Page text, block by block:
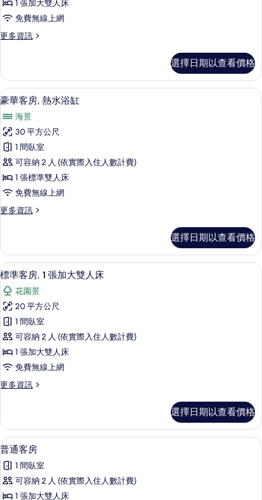
的
所
有
片
1 張加大雙人床
免費無線上網
更多資訊
更
客
房
的
情
選擇日期以查看價格
顯
示
豪
華
客
房,
熱
水
浴
的
所
有
相
片
豪華客房, 熱水浴缸 | 迷你吧、客房內
9
豪華客房, 熱水浴缸
海景
30 平方公尺
1 間臥室
可容納 2 人 (依實際入住人數計費)
1 張標準雙人床
免費無線上網
更多資訊
更
客
房,
熱
浴
缸
的
詳
情
選擇日期以查看價格
顯
示
標
準
客
房,
1
張
加
雙
人
床
的
所
有
迷你吧、客房內保險箱、免費無線上
11
標準客房, 1 張加大雙人床
花園景
20 平方公尺
1 間臥室
可容納 2 人 (依實際入住人數計費)
1 張加大雙人床
免費無線上網
更多資訊
更
客
房,
1
張
加
大
選擇日期以查看價格
顯
示
普
通
普通客房 | 迷你吧、客房內保險箱、
3
普通客房
1 間臥室
可容納 2 人 (依實際入住人數計費)
1 張加大雙人床